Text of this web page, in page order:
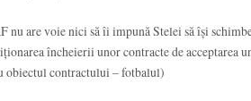
nu are voie nici să îi impună Stelei să își
încheierii unor contracte de acceptarea
obiectul contractului – fotbalul)